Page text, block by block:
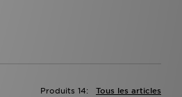
Tous les articles
Produits 14: